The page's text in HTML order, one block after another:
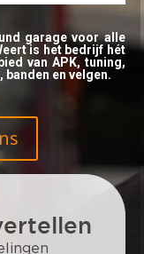
garage voor alle
is het bedrijf hét
van APK, tuning,
en velgen.